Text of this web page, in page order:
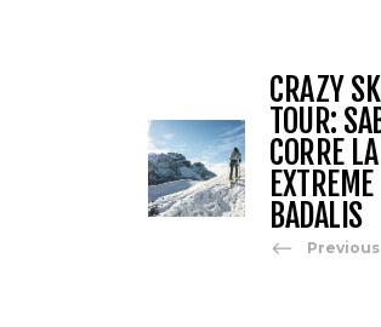
CRAZY
TOUR:
CORRE LA
EXTREME
BADALIS
Previous